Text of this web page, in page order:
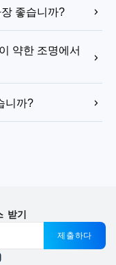
좋습니까?
약한 조명에서
니까?
까?
받기
제출하다